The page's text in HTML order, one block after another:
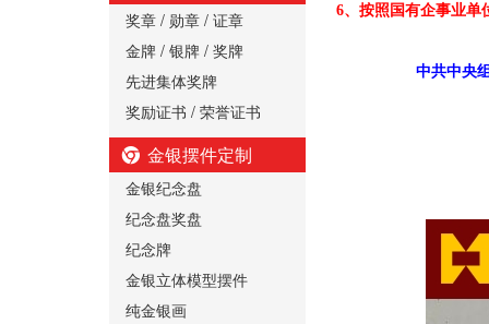
奖章 / 勋章 / 证章
金牌 / 银牌 / 奖牌
先进集体奖牌
奖励证书 / 荣誉证书
金银摆件定制
金银纪念盘
纪念盘奖盘
纪念牌
金银立体模型摆件
纯金银画
6、按照国有企事业单
中共中央